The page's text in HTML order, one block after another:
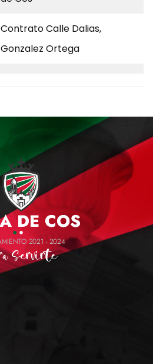
Contrato Calle Dalias,
Gonzalez Ortega